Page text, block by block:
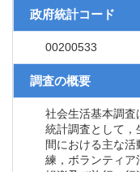
政府統計コード
00200533
調査の概要
社会生活基本調査
統計調査として，
間における主な活
練，ボランティア